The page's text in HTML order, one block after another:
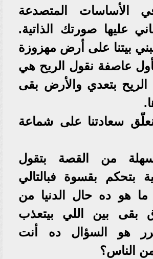
الأساسات المتصدعة
عليها صورتك الذاتية.
بيتنا على أرض مهزوزة
عاصفة نقول الريح هي
بتعدي والأرض بقى
سعادتنا على شماعة
من القصة بتقول
بتحكم بقسوة فبالتالي
هو ده حال الدنيا من
بقى بين اللي بيتعذب
هو السؤال ده أنت
الناس؟